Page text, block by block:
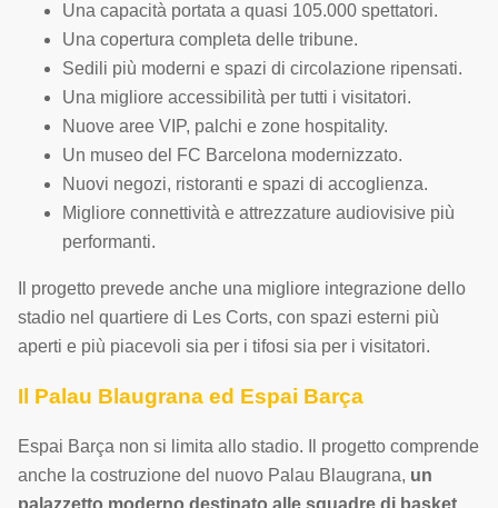
Una capacità portata a quasi 105.000 spettatori.
Una copertura completa delle tribune.
Sedili più moderni e spazi di circolazione ripensati.
Una migliore accessibilità per tutti i visitatori.
Nuove aree VIP, palchi e zone hospitality.
Un museo del FC Barcelona modernizzato.
Nuovi negozi, ristoranti e spazi di accoglienza.
Migliore connettività e attrezzature audiovisive più
performanti.
Il progetto prevede anche una migliore integrazione dello
stadio nel quartiere di Les Corts, con spazi esterni più
aperti e più piacevoli sia per i tifosi sia per i visitatori.
Il Palau Blaugrana ed Espai Barça
Espai Barça non si limita allo stadio. Il progetto comprende
anche la costruzione del nuovo Palau Blaugrana, un
palazzetto moderno destinato alle squadre di basket,